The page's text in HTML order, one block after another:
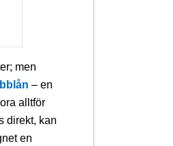
men
– en
alltför
direkt, kan
en